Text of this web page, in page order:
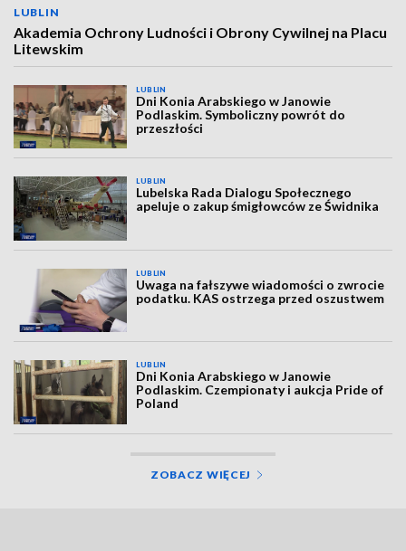
LUBLIN
Akademia Ochrony Ludności i Obrony Cywilnej na Placu
Litewskim
LUBLIN
Dni Konia Arabskiego w Janowie
Podlaskim. Symboliczny powrót do
przeszłości
LUBLIN
Lubelska Rada Dialogu Społecznego
apeluje o zakup śmigłowców ze Świdnika
LUBLIN
Uwaga na fałszywe wiadomości o zwrocie
podatku. KAS ostrzega przed oszustwem
LUBLIN
Dni Konia Arabskiego w Janowie
Podlaskim. Czempionaty i aukcja Pride of
Poland
ZOBACZ WIĘCEJ